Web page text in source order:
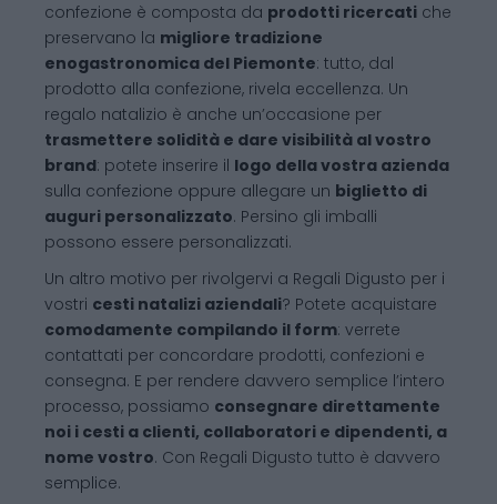
confezione è composta da prodotti ricercati che
preservano la migliore tradizione
enogastronomica del Piemonte: tutto, dal
prodotto alla confezione, rivela eccellenza. Un
regalo natalizio è anche un’occasione per
trasmettere solidità e dare visibilità al vostro
brand: potete inserire il logo della vostra azienda
sulla confezione oppure allegare un biglietto di
auguri personalizzato. Persino gli imballi
possono essere personalizzati.
Un altro motivo per rivolgervi a Regali Digusto per i
vostri cesti natalizi aziendali? Potete acquistare
comodamente compilando il form: verrete
contattati per concordare prodotti, confezioni e
consegna. E per rendere davvero semplice l’intero
processo, possiamo consegnare direttamente
noi i cesti a clienti, collaboratori e dipendenti, a
nome vostro. Con Regali Digusto tutto è davvero
semplice.